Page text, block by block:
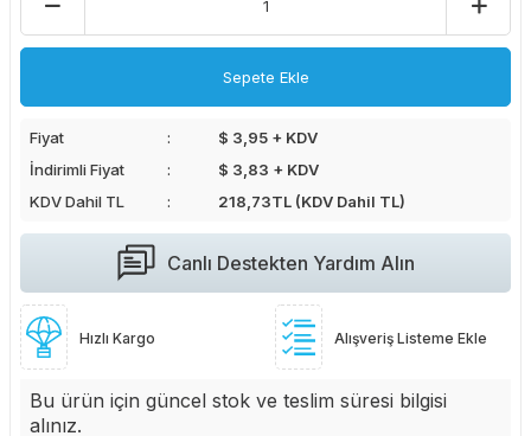
Sepete Ekle
Fiyat
$ 3,95 + KDV
İndirimli Fiyat
$ 3,83 + KDV
KDV Dahil TL
218,73TL (KDV Dahil TL)
Canlı Destekten Yardım Alın
Hızlı Kargo Alışveriş Listeme Ekle
Bu ürün için güncel stok ve teslim süresi bilgisi
alınız.